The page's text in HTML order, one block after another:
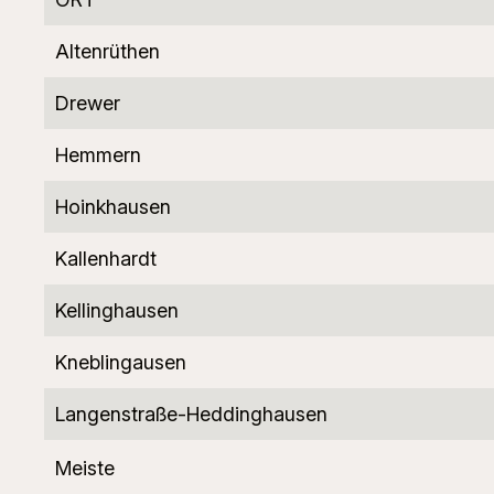
Altenrüthen
Drewer
Hemmern
Hoinkhausen
Kallenhardt
Kellinghausen
Kneblingausen
Langenstraße-Heddinghausen
Meiste